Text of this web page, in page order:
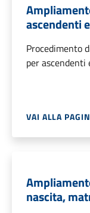
ascendenti
Procedimento
per ascendenti
VAI ALLA
nascita,